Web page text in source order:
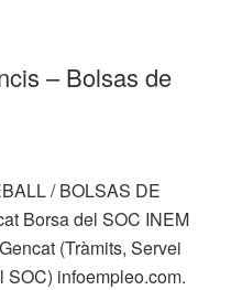
– Bolsas de
/ BOLSAS DE
Borsa del SOC INEM
(Tràmits, Servei
SOC) infoempleo.com.